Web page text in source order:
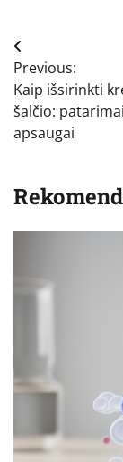
Navigacija
tarp
įrašų
Previous:
Kaip išsirinkti
šalčio:
apsaugai